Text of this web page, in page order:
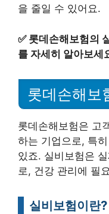
을 줄일 수 있어요.
✅ 롯데손해보험의
를 자세히 알아보세
롯데손해보
롯데손해보험은 고
하는 기업으로, 특
있죠. 실비보험은
로, 건강 관리에 필
실비보험이란?